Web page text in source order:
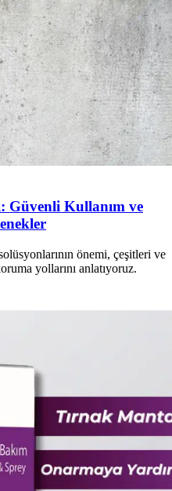
Güvenli Kullanım ve
önemi, çeşitleri ve
yollarını anlatıyoruz.